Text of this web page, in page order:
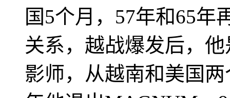
国5个月，57年和65年
关系，越战爆发后，
影师，从越南和美国